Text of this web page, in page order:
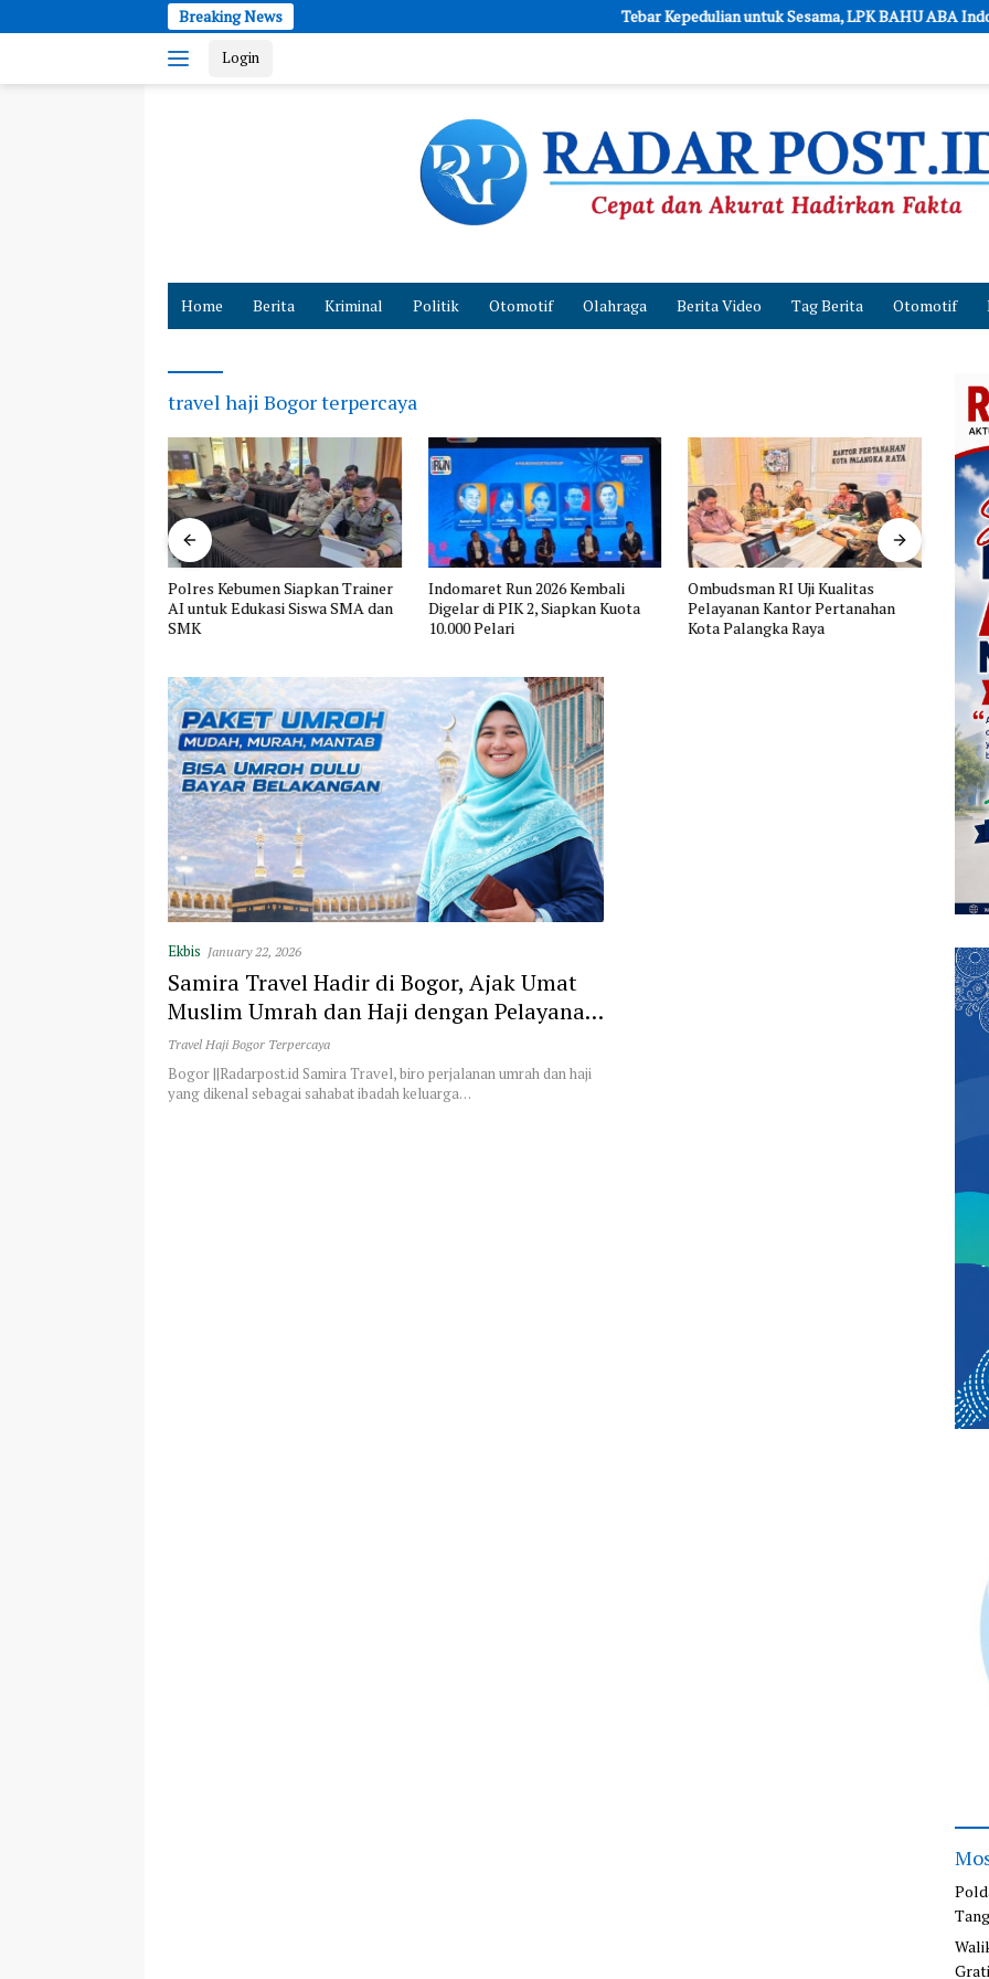
to
Breaking News Tebar Kepedulian untuk Sesama, LPK BAHU ABA Indonesia dan
Login
Fakta
Home Berita Kriminal Politik Otomotif Olahraga Berita Video Tag Berita Otomotif
travel haji Bogor terpercaya
Polres Kebumen Siapkan Trainer
AI untuk Edukasi Siswa SMA dan
SMK
Indomaret Run 2026 Kembali
Digelar di PIK 2, Siapkan Kuota
10.000 Pelari
Ombudsman RI Uji Kualitas
Pelayanan Kantor Pertanahan
Kota Palangka Raya
FSP
Ekbis January 22, 2026
Samira Travel Hadir di Bogor, Ajak Umat
Muslim Umrah dan Haji dengan Pelayanan
Terpercaya
Travel Haji Bogor Terpercaya
Bogor ||Radarpost.id Samira Travel, biro perjalanan umrah dan haji
yang dikenal sebagai sahabat ibadah keluarga…